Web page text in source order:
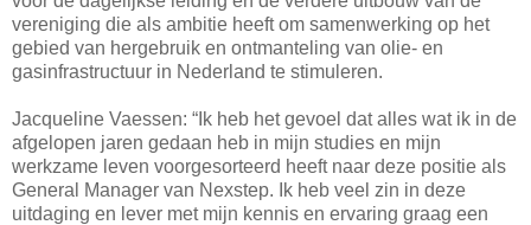
vereniging die als ambitie heeft om samenwerking op het
gebied van hergebruik en ontmanteling van olie- en
gasinfrastructuur in Nederland te stimuleren.
Jacqueline Vaessen: “Ik heb het gevoel dat alles wat ik in de
afgelopen jaren gedaan heb in mijn studies en mijn
werkzame leven voorgesorteerd heeft naar deze positie als
General Manager van Nexstep. Ik heb veel zin in deze
uitdaging en lever met mijn kennis en ervaring graag een